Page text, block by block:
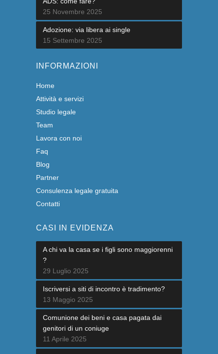
25 Novembre 2025
Adozione: via libera ai single
15 Settembre 2025
INFORMAZIONI
Home
Attività e servizi
Studio legale
Team
Lavora con noi
Faq
Blog
Partner
Consulenza legale gratuita
Contatti
CASI IN EVIDENZA
A chi va la casa se i figli sono maggiorenni
?
29 Luglio 2025
Iscriversi a siti di incontro è tradimento?
13 Maggio 2025
Comunione dei beni e casa pagata dai
genitori di un coniuge
11 Aprile 2025